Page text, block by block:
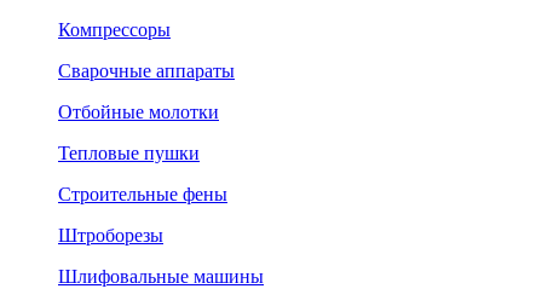
Компрессоры
Сварочные аппараты
Отбойные молотки
Тепловые пушки
Строительные фены
Штроборезы
Шлифовальные машины